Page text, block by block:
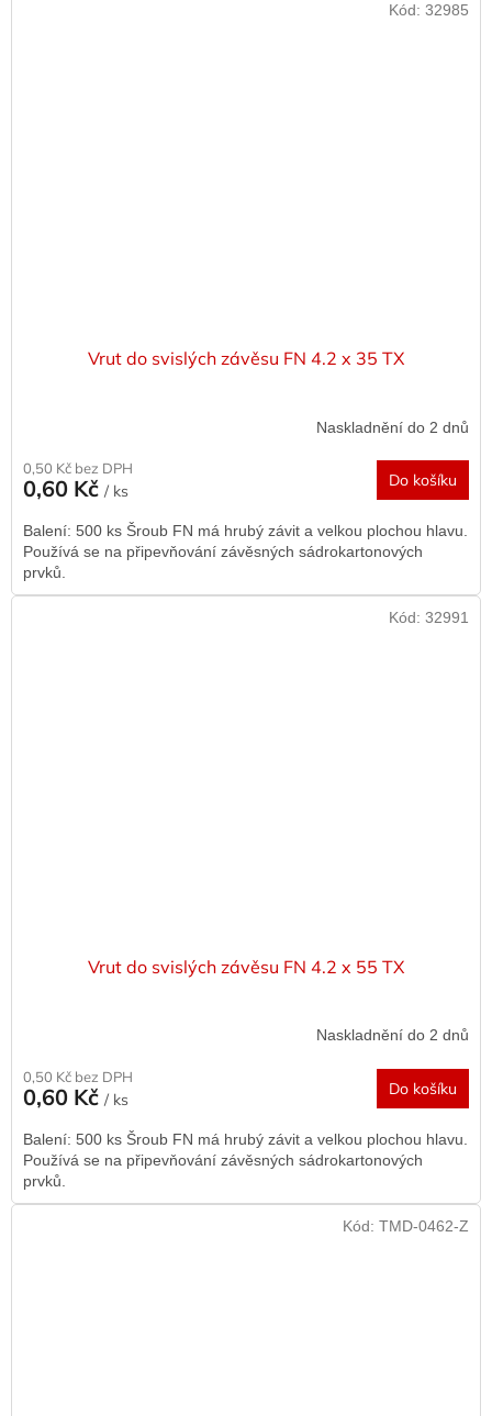
Vrut do svislých závěsu FN 4.2 x 35 TX
Naskladnění do 2 dnů
0,50 Kč bez DPH
0,60 Kč / ks
Do košíku
Balení: 500 ks Šroub FN má hrubý závit a velkou plochou hlavu.
Používá se na připevňování závěsných sádrokartonových
prvků.
Kód: 32985
Vrut do svislých závěsu FN 4.2 x 55 TX
Naskladnění do 2 dnů
0,50 Kč bez DPH
0,60 Kč / ks
Do košíku
Balení: 500 ks Šroub FN má hrubý závit a velkou plochou hlavu.
Používá se na připevňování závěsných sádrokartonových
prvků.
Kód: 32991
Kód: TMD-0462-Z